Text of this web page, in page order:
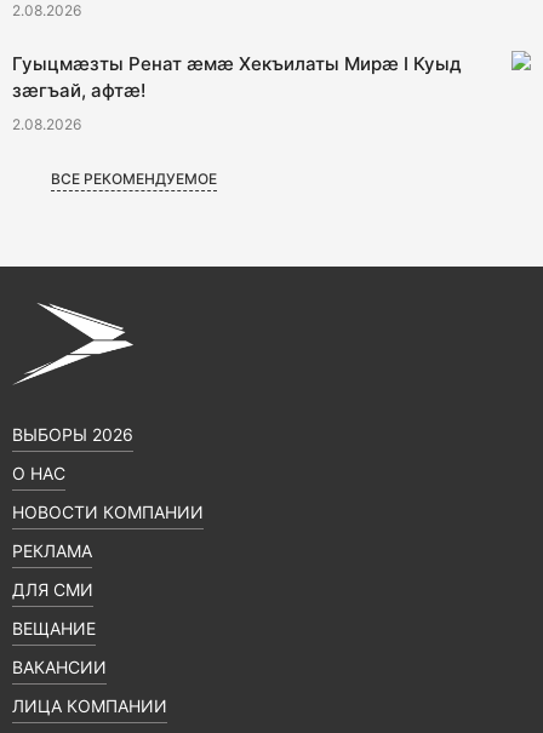
2.08.2026
Гуыцмӕзты Ренат ӕмӕ Хекъилаты Мирӕ I Куыд
зӕгъай, афтӕ!
2.08.2026
ВСЕ РЕКОМЕНДУЕМОЕ
ВЫБОРЫ 2026
О НАС
НОВОСТИ КОМПАНИИ
РЕКЛАМА
ДЛЯ СМИ
ВЕЩАНИЕ
ВАКАНСИИ
ЛИЦА КОМПАНИИ